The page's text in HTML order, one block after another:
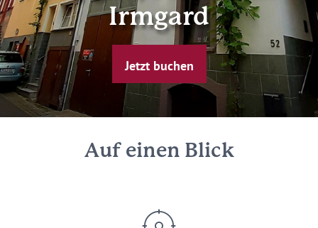
Irmgard
Jetzt buchen
Auf einen Blick